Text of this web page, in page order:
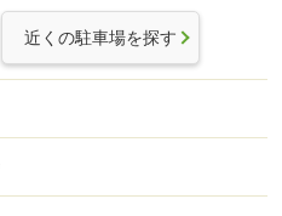
近くの駐車場を探す